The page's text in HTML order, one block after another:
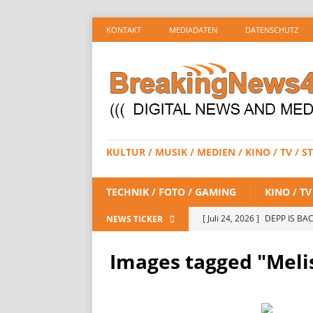
KONTAKT MEDIADATEN DATENSCHUTZ
KULTUR / MUSIK / MEDIEN / KINO / TV /
TECHNIK / FOTO / GAMING KINO /
NEWS TICKER [ Juli 24, 2026 ] DEPP IS
[ Juli 23, 2026 ]
SPIDER-
Images tagged